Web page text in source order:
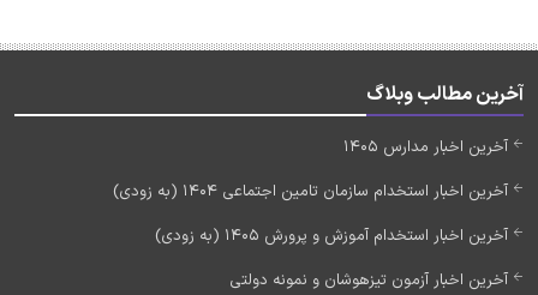
آخرین مطالب وبلاگ
آخرین اخبار مدارس 1405
آخرین اخبار استخدام سازمان تامین اجتماعی 1404 (به زودی)
آخرین اخبار استخدام آموزش و پرورش 1405 (به زودی)
آخرین اخبار آزمون تیزهوشان و نمونه دولتی